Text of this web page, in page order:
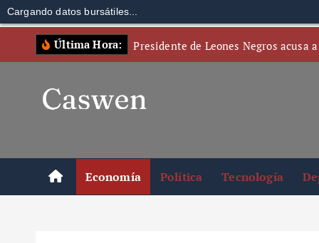
Cargando datos bursátiles...
Última Hora: Presidente de Leones Negros acusa
Economía Política Tecnología